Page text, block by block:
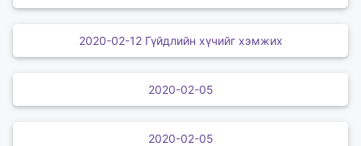
2020-02-12 Гүйдлийн хүчийг хэмжих
2020-02-05
2020-02-05